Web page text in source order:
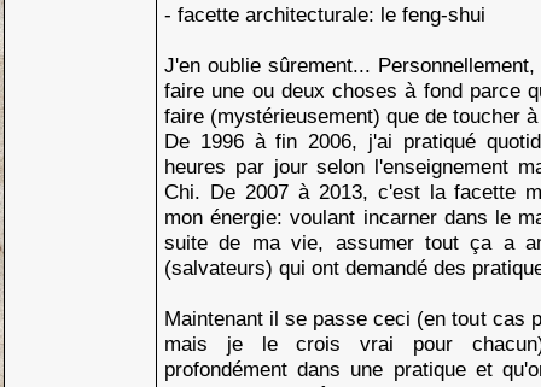
- facette architecturale: le feng-shui
J'en oublie sûrement...
faire une ou deux choses à fond parce
faire (mystérieusement) que de toucher
De 1996 à fin 2006, j'ai pratiqué
heures par jour selon l'enseignement
Chi. De 2007 à 2013, c'est la facette
mon énergie: voulant incarner dans le
suite de ma vie, assumer tout ça a
(salvateurs) qui ont demandé des
Maintenant il se passe ceci (en tout cas
mais je le crois vrai pour
profondément dans une pratique et